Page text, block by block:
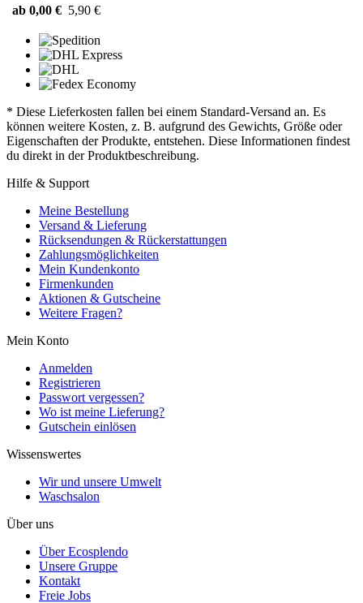
ab 0,00 € 5,90 €
* Diese Lieferkosten fallen bei einem Standard-Versand an. Es
können weitere Kosten, z. B. aufgrund des Gewichts, Größe oder
Eigenschaften der Produkte, entstehen. Diese Informationen findest
du direkt in der Produktbeschreibung.
Hilfe & Support
Meine Bestellung
Versand & Lieferung
Rücksendungen & Rückerstattungen
Zahlungsmöglichkeiten
Mein Kundenkonto
Firmenkunden
Aktionen & Gutscheine
Weitere Fragen?
Mein Konto
Anmelden
Registrieren
Passwort vergessen?
Wo ist meine Lieferung?
Gutschein einlösen
Wissenswertes
Wir und unsere Umwelt
Waschsalon
Über uns
Über Ecosplendo
Unsere Gruppe
Kontakt
Freie Jobs